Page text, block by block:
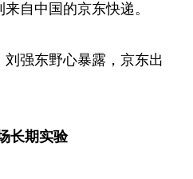
自中国的京东快递。
刘强东野心暴露，京东出
长期实验